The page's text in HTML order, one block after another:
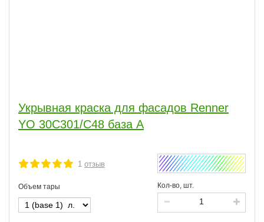
Укрывная краска для фасадов Renner
YO 30C301/C48 база А
1 отзыв
Объем тары Кол-во, шт.